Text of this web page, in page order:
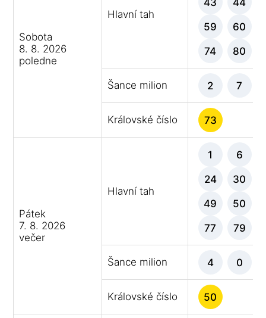
Sobota
8. 8. 2026
poledne
Hlavní tah
59 60
74 80
Šance milion 2 7
Královské číslo 73
Pátek
7. 8. 2026
večer
Hlavní tah
1 6
24 30
49 50
77 79
Šance milion 4 0
Královské číslo 50